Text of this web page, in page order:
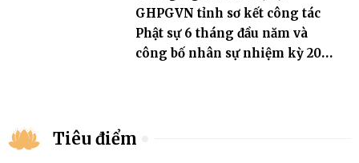
GHPGVN tỉnh sơ kết công tác
Phật sự 6 tháng đầu năm và
công bố nhân sự nhiệm kỳ 2026
Tiêu điểm